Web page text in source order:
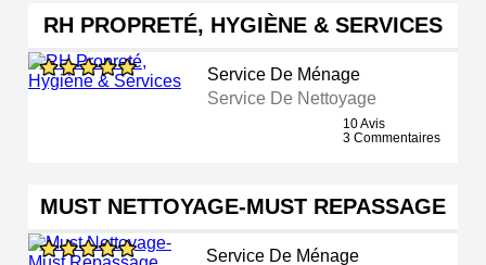
RH PROPRETÉ, HYGIÈNE & SERVICES
Service De Ménage
Service De Nettoyage
10 Avis
3 Commentaires
MUST NETTOYAGE-MUST REPASSAGE
Service De Ménage